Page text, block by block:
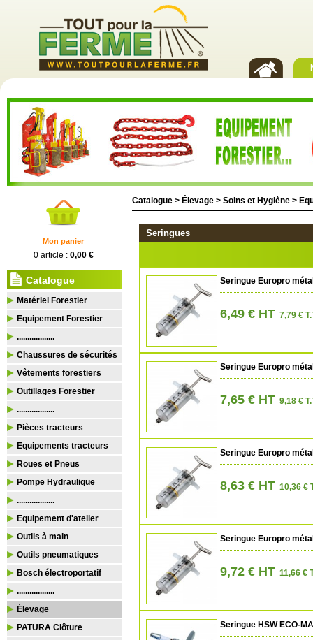
Mon panier
0 article : 0,00 €
Catalogue
Matériel Forestier
Equipement Forestier
..................
Chaussures de sécurités
Vêtements forestiers
Outillages Forestier
..................
Pièces tracteurs
Equipements tracteurs
Roues et Pneus
Pompe Hydraulique
..................
Equipement d'atelier
Outils à main
Outils pneumatiques
Bosch électroportatif
..................
Élevage
PATURA Clôture
Catalogue > Élevage > Soins et Hygiène >
Seringues
Seringue Europro
6,49 € HT 7,79 €
Seringue Europro
7,65 € HT 9,18 €
Seringue Europro
8,63 € HT 10,36 €
Seringue Europro
9,72 € HT 11,66 €
Seringue HSW ECO-